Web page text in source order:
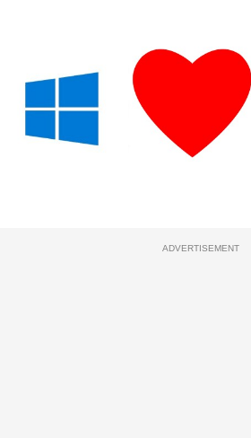
ADVERTISEMENT